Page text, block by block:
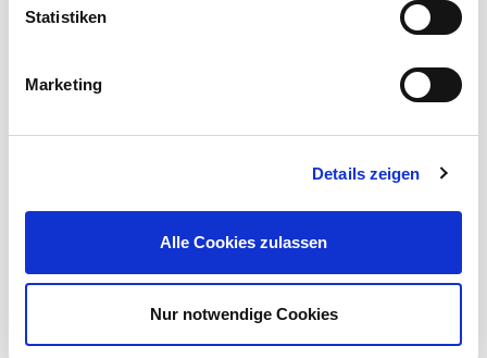
Statistiken
Marketing
Details zeigen
Alle Cookies zulassen
Nur notwendige Cookies
Entwickelt, um den vielfältigen Datenübertragungs-
Anforderungen der modernen Veranstaltungstechnik
gerecht zu werden: ...
Mehr erfahren